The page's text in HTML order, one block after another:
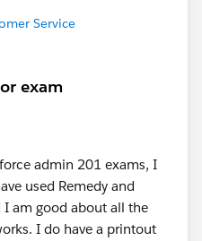
Service
exam
admin 201 exams, I
used Remedy and
am good about all the
I do have a printout